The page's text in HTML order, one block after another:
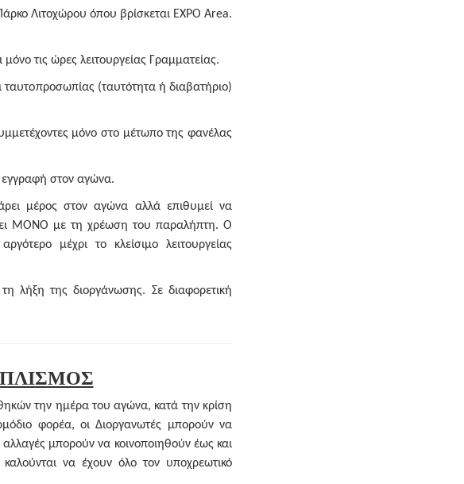
Λιτοχώρου όπου βρίσκεται EXPO Area.
τις ώρες λειτουργείας Γραμματείας.
(ταυτότητα ή διαβατήριο)
μόνο στο μέτωπο της φανέλας
εγγραφή στον αγώνα.
μέρος στον αγώνα αλλά επιθυμεί να
ΜΟΝΟ με τη χρέωση του παραλήπτη. Ο
μέχρι το κλείσιμο λειτουργείας
λήξη της διοργάνωσης. Σε διαφορετική
την ημέρα του αγώνα, κατά την κρίση
φορέα, οι Διοργανωτές μπορούν να
μπορούν να κοινοποιηθούν έως και
να έχουν όλο τον υποχρεωτικό